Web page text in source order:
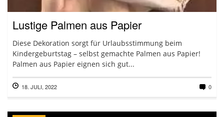
Lustige Palmen aus Papier
Diese Dekoration sorgt für Urlaubsstimmung beim
Kindergeburtstag – selbst gemachte Palmen aus Papier!
Palmen aus Papier eignen sich gut...
18. JULI, 2022 0